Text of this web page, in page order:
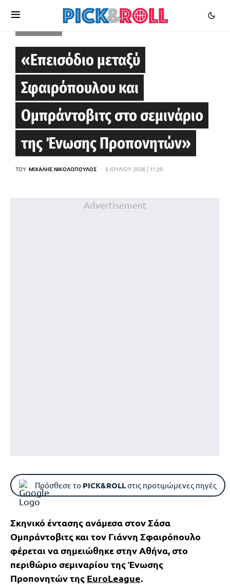
«Επεισόδιο μεταξύ
Σφαιρόπουλου και
Ομπράντοβιτς στο σεμινάριο
της Ένωσης Προπονητών»
ΤΟΥ ΜΙΧΆΛΗΣ ΝΙΚΟΛΌΠΟΥΛΟΣ 5 ΙΟΥΛΊΟΥ 2026 | 11:20
Advertisement
Πρόσθεσε το PICK&ROLLστις προτιμώμενες πηγές
Σκηνικό έντασης ανάμεσα στον Σάσα
Ομπράντοβιτς και τον Γιάννη Σφαιρόπουλο
φέρεται να σημειώθηκε στην Αθήνα, στο
περιθώριο σεμιναρίου της Ένωσης
Προπονητών της EuroLeague.